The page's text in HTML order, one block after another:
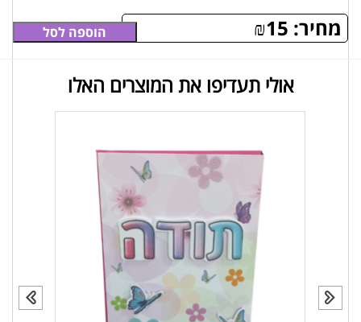
מחיר: ₪15 הוספה לסל
אולי תעדיפו את המוצרים האלו